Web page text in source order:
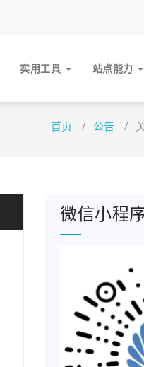
实用工具 站点能力
首页 / 公告 /
微信小程